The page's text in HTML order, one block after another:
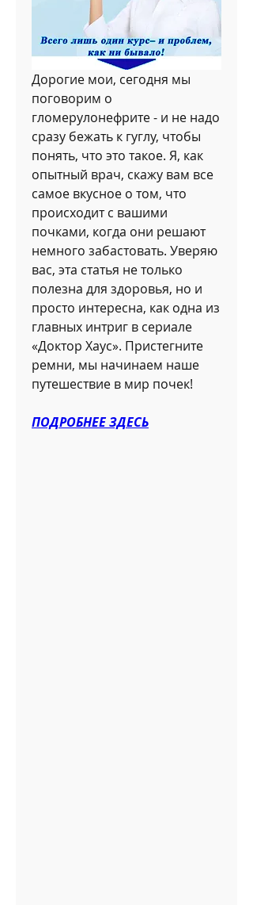
Дорогие мои, сегодня мы
поговорим о
гломерулонефрите - и не надо
сразу бежать к гуглу, чтобы
понять, что это такое. Я, как
опытный врач, скажу вам все
самое вкусное о том, что
происходит с вашими
почками, когда они решают
немного забастовать. Уверяю
вас, эта статья не только
полезна для здоровья, но и
просто интересна, как одна из
главных интриг в сериале
«Доктор Хаус». Пристегните
ремни, мы начинаем наше
путешествие в мир почек!
ПОДРОБНЕЕ ЗДЕСЬ